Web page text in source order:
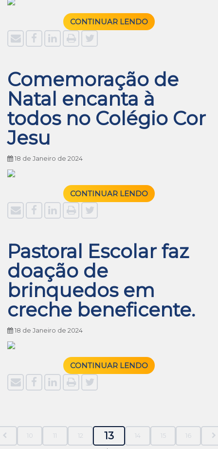
CONTINUAR LENDO
Comemoração de
Natal encanta à
todos no Colégio Cor
Jesu
18 de Janeiro de 2024
CONTINUAR LENDO
Pastoral Escolar faz
doação de
brinquedos em
creche beneficente.
18 de Janeiro de 2024
CONTINUAR LENDO
10 11 12 13 14 15 16